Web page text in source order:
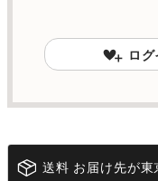
ロ
送料 お届け先が東